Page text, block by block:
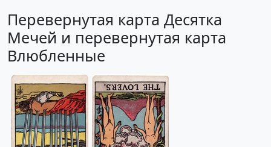
Перевернутая карта Десятка
Мечей и перевернутая карта
Влюбленные